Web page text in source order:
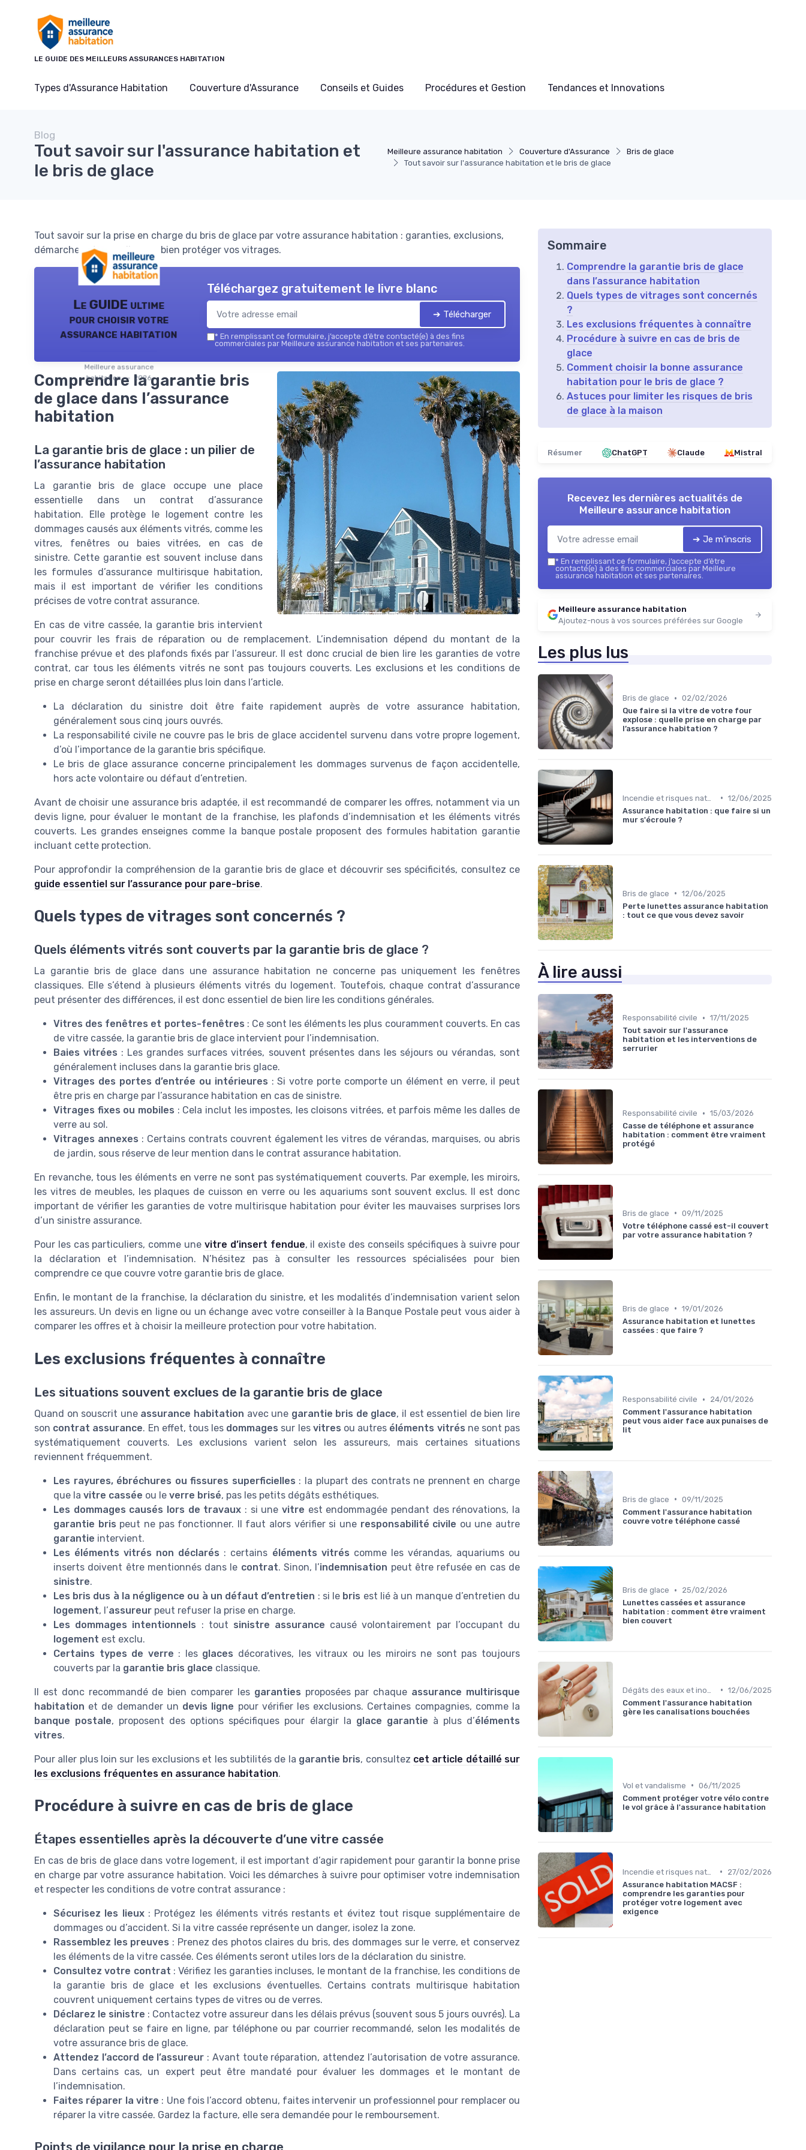
LE GUIDE DES MEILLEURS ASSURANCES HABITATION
Types d'Assurance Habitation Couverture d'Assurance Conseils et Guides Procédures et Gestion Tendances et Innovations
Meilleure assurance habitation Couverture d'Assurance
Bris de glace
Tout savoir sur l'assurance habitation et le bris de glace
Blog
Tout savoir sur l'assurance habitation et
le bris de glace
Tout savoir sur la prise en charge du bris de glace par votre assurance habitation : garanties, exclusions,
démarches et conseils pour bien protéger vos vitrages.
Le GUIDE ultime
pour choisir votre
assurance habitation
Meilleure assurance
habitation — 2026
Téléchargez gratuitement le livre blanc
➔ Télécharger
* En remplissant ce formulaire, j’accepte d’être contacté(e) à des fins
commerciales par Meilleure assurance habitation et ses partenaires.
Comprendre la garantie bris
de glace dans l’assurance
habitation
La garantie bris de glace : un pilier de
l’assurance habitation
La garantie bris de glace occupe une place
essentielle dans un contrat d’assurance
habitation. Elle protège le logement contre les
dommages causés aux éléments vitrés, comme les
vitres, fenêtres ou baies vitrées, en cas de
sinistre. Cette garantie est souvent incluse dans
les formules d’assurance multirisque habitation,
mais il est important de vérifier les conditions
précises de votre contrat assurance.
En cas de vitre cassée, la garantie bris intervient
pour couvrir les frais de réparation ou de remplacement. L’indemnisation dépend du montant de la
franchise prévue et des plafonds fixés par l’assureur. Il est donc crucial de bien lire les garanties de votre
contrat, car tous les éléments vitrés ne sont pas toujours couverts. Les exclusions et les conditions de
prise en charge seront détaillées plus loin dans l’article.
La déclaration du sinistre doit être faite rapidement auprès de votre assurance habitation,
généralement sous cinq jours ouvrés.
La responsabilité civile ne couvre pas le bris de glace accidentel survenu dans votre propre logement,
d’où l’importance de la garantie bris spécifique.
Le bris de glace assurance concerne principalement les dommages survenus de façon accidentelle,
hors acte volontaire ou défaut d’entretien.
Avant de choisir une assurance bris adaptée, il est recommandé de comparer les offres, notamment via un
devis ligne, pour évaluer le montant de la franchise, les plafonds d’indemnisation et les éléments vitrés
couverts. Les grandes enseignes comme la banque postale proposent des formules habitation garantie
incluant cette protection.
Pour approfondir la compréhension de la garantie bris de glace et découvrir ses spécificités, consultez ce
guide essentiel sur l’assurance pour pare-brise.
Quels types de vitrages sont concernés ?
Quels éléments vitrés sont couverts par la garantie bris de glace ?
La garantie bris de glace dans une assurance habitation ne concerne pas uniquement les fenêtres
classiques. Elle s’étend à plusieurs éléments vitrés du logement. Toutefois, chaque contrat d’assurance
peut présenter des différences, il est donc essentiel de bien lire les conditions générales.
Vitres des fenêtres et portes-fenêtres : Ce sont les éléments les plus couramment couverts. En cas
de vitre cassée, la garantie bris de glace intervient pour l’indemnisation.
Baies vitrées : Les grandes surfaces vitrées, souvent présentes dans les séjours ou vérandas, sont
généralement incluses dans la garantie bris glace.
Vitrages des portes d’entrée ou intérieures : Si votre porte comporte un élément en verre, il peut
être pris en charge par l’assurance habitation en cas de sinistre.
Vitrages fixes ou mobiles : Cela inclut les impostes, les cloisons vitrées, et parfois même les dalles de
verre au sol.
Vitrages annexes : Certains contrats couvrent également les vitres de vérandas, marquises, ou abris
de jardin, sous réserve de leur mention dans le contrat assurance habitation.
En revanche, tous les éléments en verre ne sont pas systématiquement couverts. Par exemple, les miroirs,
les vitres de meubles, les plaques de cuisson en verre ou les aquariums sont souvent exclus. Il est donc
important de vérifier les garanties de votre multirisque habitation pour éviter les mauvaises surprises lors
d’un sinistre assurance.
Pour les cas particuliers, comme une vitre d’insert fendue, il existe des conseils spécifiques à suivre pour
la déclaration et l’indemnisation. N’hésitez pas à consulter les ressources spécialisées pour bien
comprendre ce que couvre votre garantie bris de glace.
Enfin, le montant de la franchise, la déclaration du sinistre, et les modalités d’indemnisation varient selon
les assureurs. Un devis en ligne ou un échange avec votre conseiller à la Banque Postale peut vous aider à
comparer les offres et à choisir la meilleure protection pour votre habitation.
Les exclusions fréquentes à connaître
Les situations souvent exclues de la garantie bris de glace
Quand on souscrit une assurance habitation avec une garantie bris de glace, il est essentiel de bien lire
son contrat assurance. En effet, tous les dommages sur les vitres ou autres éléments vitrés ne sont pas
systématiquement couverts. Les exclusions varient selon les assureurs, mais certaines situations
reviennent fréquemment.
Les rayures, ébréchures ou fissures superficielles : la plupart des contrats ne prennent en charge
que la vitre cassée ou le verre brisé, pas les petits dégâts esthétiques.
Les dommages causés lors de travaux : si unevitre est endommagée pendant des rénovations, la
garantie bris peut ne pas fonctionner. Il faut alors vérifier si une responsabilité civile ou une autre
garantie intervient.
Les éléments vitrés non déclarés : certains éléments vitrés comme les vérandas, aquariums ou
inserts doivent être mentionnés dans le contrat. Sinon, l’indemnisation peut être refusée en cas de
sinistre.
Les bris dus à la négligence ou à un défaut d’entretien : si le bris est lié à un manque d’entretien du
logement, l’assureur peut refuser la prise en charge.
Les dommages intentionnels : tout sinistre assurance causé volontairement par l’occupant du
logement est exclu.
Certains types de verre : les glaces décoratives, les vitraux ou les miroirs ne sont pas toujours
couverts par la garantie bris glace classique.
Il est donc recommandé de bien comparer les garanties proposées par chaque assurance multirisque
habitation et de demander un devis ligne pour vérifier les exclusions. Certaines compagnies, comme la
banque postale, proposent des options spécifiques pour élargir la glace garantie à plus d’éléments
vitres.
Pour aller plus loin sur les exclusions et les subtilités de la garantie bris, consultez cet article détaillé sur
les exclusions fréquentes en assurance habitation.
Procédure à suivre en cas de bris de glace
Étapes essentielles après la découverte d’une vitre cassée
En cas de bris de glace dans votre logement, il est important d’agir rapidement pour garantir la bonne prise
en charge par votre assurance habitation. Voici les démarches à suivre pour optimiser votre indemnisation
et respecter les conditions de votre contrat assurance :
Sécurisez les lieux: Protégez les éléments vitrés restants et évitez tout risque supplémentaire de
dommages ou d’accident. Si la vitre cassée représente un danger, isolez la zone.
Rassemblez les preuves : Prenez des photos claires du bris, des dommages sur le verre, et conservez
les éléments de la vitre cassée. Ces éléments seront utiles lors de la déclaration du sinistre.
Consultez votre contrat : Vérifiez les garanties incluses, le montant de la franchise, les conditions de
la garantie bris de glace et les exclusions éventuelles. Certains contrats multirisque habitation
couvrent uniquement certains types de vitres ou de verres.
Déclarez le sinistre : Contactez votre assureur dans les délais prévus (souvent sous 5 jours ouvrés). La
déclaration peut se faire en ligne, par téléphone ou par courrier recommandé, selon les modalités de
votre assurance bris de glace.
Attendez l’accord de l’assureur : Avant toute réparation, attendez l’autorisation de votre assurance.
Dans certains cas, un expert peut être mandaté pour évaluer les dommages et le montant de
l’indemnisation.
Faites réparer la vitre : Une fois l’accord obtenu, faites intervenir un professionnel pour remplacer ou
réparer la vitre cassée. Gardez la facture, elle sera demandée pour le remboursement.
Sommaire
Comprendre la garantie bris de glace
dans l’assurance habitation
Quels types de vitrages sont concernés
?
Les exclusions fréquentes à connaître
Procédure à suivre en cas de bris de
glace
Comment choisir la bonne assurance
habitation pour le bris de glace ?
Astuces pour limiter les risques de bris
de glace à la maison
Résumer ChatGPT Claude Mistral
Recevez les dernières actualités de
Meilleure assurance habitation
➔ Je m'inscris
* En remplissant ce formulaire, j’accepte d’être
contacté(e) à des fins commerciales par Meilleure
assurance habitation et ses partenaires.
Meilleure assurance habitation
Ajoutez-nous à vos sources préférées sur Google
Les plus lus
Bris de glace • 02/02/2026
Que faire si la vitre de votre four
explose : quelle prise en charge par
l’assurance habitation ?
• 12/06/2025
Assurance habitation : que faire si un
mur s'écroule ?
Bris de glace • 12/06/2025
Perte lunettes assurance habitation
: tout ce que vous devez savoir
À lire aussi
Responsabilité civile • 17/11/2025
Tout savoir sur l'assurance
habitation et les interventions de
serrurier
Responsabilité civile • 15/03/2026
Casse de téléphone et assurance
habitation : comment être vraiment
protégé
Bris de glace • 09/11/2025
Votre téléphone cassé est-il couvert
par votre assurance habitation ?
Bris de glace • 19/01/2026
Assurance habitation et lunettes
cassées : que faire ?
Responsabilité civile •
24/01/2026
Comment l'assurance habitation
peut vous aider face aux punaises de
lit
Bris de glace • 09/11/2025
Comment l'assurance habitation
couvre votre téléphone cassé
Bris de glace •
25/02/2026
Lunettes cassées et assurance
habitation : comment être vraiment
bien couvert
• 12/06/2025
Comment l'assurance habitation
gère les canalisations bouchées
Vol et vandalisme • 06/11/2025
Comment protéger votre vélo contre
le vol grâce à l'assurance habitation
•
27/02/2026
Assurance habitation MACSF :
comprendre les garanties pour
protéger votre logement avec
exigence